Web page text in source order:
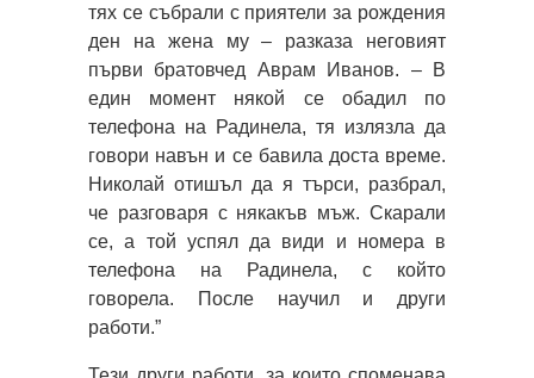
тях се събрали с приятели за рождения
ден на жена му – разказа неговият
първи братовчед Аврам Иванов. – В
един момент някой се обадил по
телефона на Радинела, тя излязла да
говори навън и се бавила доста време.
Николай отишъл да я търси, разбрал,
че разговаря с някакъв мъж. Скарали
се, а той успял да види и номера в
телефона на Радинела, с който
говорела. После научил и други
работи.”